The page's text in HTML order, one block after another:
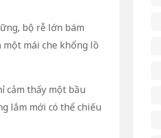
bộ rễ lớn bám
một mái che khổng lồ
cảm thấy một bầu
lắm mới có thể chiếu